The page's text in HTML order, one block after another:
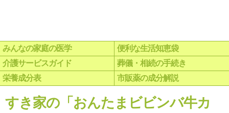
みんなの家庭の医学
便利な生活知恵袋
介護サービスガイド
葬儀・相続の手続き
栄養成分表
市販薬の成分解説
すき家の「おんたまビビンバ牛カ